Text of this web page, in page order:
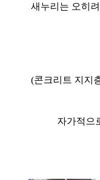
새누리는 오히
(콘크리트 지지
자가적으